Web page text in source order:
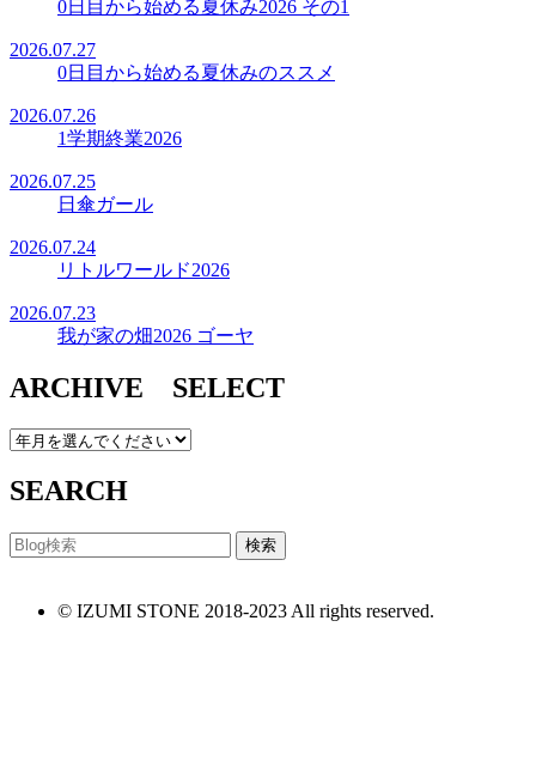
0日目から始める夏休み2026 その1
2026.07.27
0日目から始める夏休みのススメ
2026.07.26
1学期終業2026
2026.07.25
日傘ガール
2026.07.24
リトルワールド2026
2026.07.23
我が家の畑2026 ゴーヤ
ARCHIVE SELECT
SEARCH
© IZUMI STONE 2018-2023 All rights reserved.